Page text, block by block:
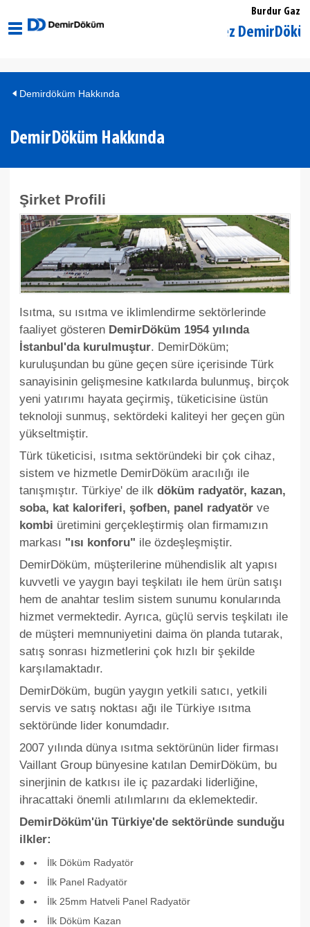
Burdur Gaz
Burdur Merkez DemirDöküm
Demirdöküm Hakkında
DemirDöküm Hakkında
Şirket Profili
Isıtma, su ısıtma ve iklimlendirme sektörlerinde
faaliyet gösteren DemirDöküm 1954 yılında
İstanbul'da kurulmuştur. DemirDöküm;
kuruluşundan bu güne geçen süre içerisinde Türk
sanayisinin gelişmesine katkılarda bulunmuş, birçok
yeni yatırımı hayata geçirmiş, tüketicisine üstün
teknoloji sunmuş, sektördeki kaliteyi her geçen gün
yükseltmiştir.
Türk tüketicisi, ısıtma sektöründeki bir çok cihaz,
sistem ve hizmetle DemirDöküm aracılığı ile
tanışmıştır. Türkiye' de ilk döküm radyatör, kazan,
soba, kat kaloriferi, şofben, panel radyatör ve
kombi üretimini gerçekleştirmiş olan firmamızın
markası "ısı konforu" ile özdeşleşmiştir.
DemirDöküm, müşterilerine mühendislik alt yapısı
kuvvetli ve yaygın bayi teşkilatı ile hem ürün satışı
hem de anahtar teslim sistem sunumu konularında
hizmet vermektedir. Ayrıca, güçlü servis teşkilatı ile
de müşteri memnuniyetini daima ön planda tutarak,
satış sonrası hizmetlerini çok hızlı bir şekilde
karşılamaktadır.
DemirDöküm, bugün yaygın yetkili satıcı, yetkili
servis ve satış noktası ağı ile Türkiye ısıtma
sektöründe lider konumdadır.
2007 yılında dünya ısıtma sektörünün lider firması
Vaillant Group bünyesine katılan DemirDöküm, bu
sinerjinin de katkısı ile iç pazardaki liderliğine,
ihracattaki önemli atılımlarını da eklemektedir.
DemirDöküm'ün Türkiye'de sektöründe sunduğu
ilkler:
İlk Döküm Radyatör
İlk Panel Radyatör
İlk 25mm Hatveli Panel Radyatör
İlk Döküm Kazan